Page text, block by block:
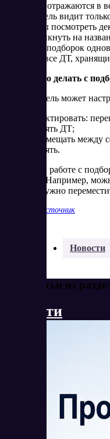
Подборки отражаются в
пользователь видит
сам. Чтобы посмотреть
нужно кликнуть на
несколько подборок
отразятся все ДТ,
Что можно делать с
Пользователь может
редактировать:
удалять ДТ;
перемещать между
удалять.
Также при работе с
действия. Например,
которые нужно
Показать источник
Новости
Еще статьи из
Новости